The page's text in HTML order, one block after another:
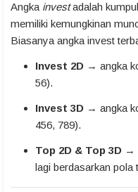
Angka investadalah
memiliki kemungkinan
Biasanya angka invest
Invest 2D → angka
56).
Invest 3D → angka
456, 789).
Top 2D & Top 3D →
lagi berdasarkan pola